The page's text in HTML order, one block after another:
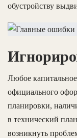
обустройству
Любое
официального
планировки,
в технический
возникнуть